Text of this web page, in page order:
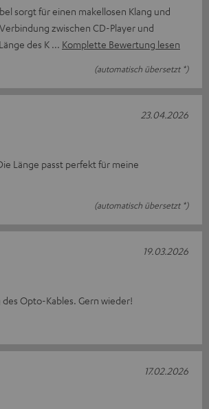
sorgt für einen makellosen Klang und
zwischen CD-Player und
des K
Komplette Bewertung lesen
(automatisch übersetzt *)
Länge passt perfekt für meine
(automatisch übersetzt *)
23.04.2026
Opto-Kables. Gern wieder!
19.03.2026
17.02.2026